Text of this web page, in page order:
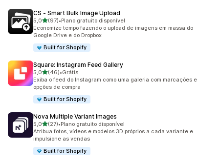
CS ‑ Smart Bulk Image Upload
5,0de 5 estrelas
(97)
97 avaliações ao todo
•Plano gratuito disponível
Economize tempo fazendo o upload de imagens em massa do
Google Drive e do Dropbox
Built for Shopify
Square: Instagram Feed Gallery
5,0de 5 estrelas
(46)
46 avaliações ao todo
•Grátis
Exiba o feed do Instagram como uma galeria com marcações e
opções de compra
Built for Shopify
Nova Multiple Variant Images
5,0de 5 estrelas
(27)
27 avaliações ao todo
•Plano gratuito disponível
Atribua fotos, vídeos e modelos 3D próprios a cada variante e
impulsione as vendas
Built for Shopify